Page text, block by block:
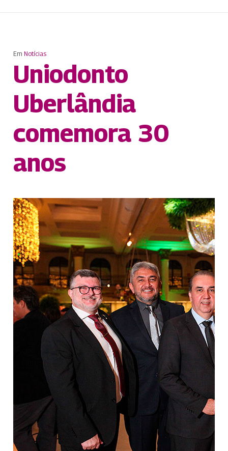
Em Notícias
Uniodonto
Uberlândia
comemora 30
anos